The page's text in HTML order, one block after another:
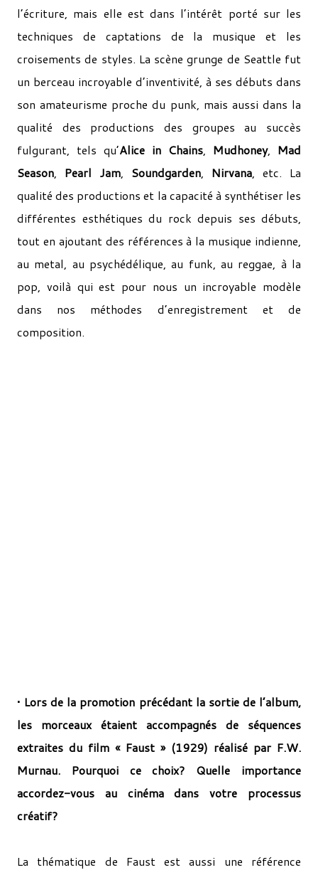
l’écriture, mais elle est dans l’intérêt porté sur les
techniques de captations de la musique et les
croisements de styles. La scène grunge de Seattle fut
un berceau incroyable d’inventivité, à ses débuts dans
son amateurisme proche du punk, mais aussi dans la
qualité des productions des groupes au succès
fulgurant, tels qu’Alice in Chains, Mudhoney, Mad
Season, Pearl Jam, Soundgarden, Nirvana, etc. La
qualité des productions et la capacité à synthétiser les
différentes esthétiques du rock depuis ses débuts,
tout en ajoutant des références à la musique indienne,
au metal, au psychédélique, au funk, au reggae, à la
pop, voilà qui est pour nous un incroyable modèle
dans nos méthodes d’enregistrement et de
composition.
• Lors de la promotion précédant la sortie de l’album,
les morceaux étaient accompagnés de séquences
extraites du film « Faust » (1929) réalisé par F.W.
Murnau. Pourquoi ce choix? Quelle importance
accordez­-vous au cinéma dans votre processus
créatif?
La thématique de Faust est aussi une référence